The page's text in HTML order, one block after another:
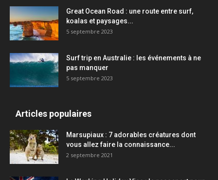
Great Ocean Road : une route entre surf,
koalas et paysages...
5 septembre 2023
Surf trip en Australie : les événements à ne
pas manquer
5 septembre 2023
Articles populaires
Marsupiaux : 7 adorables créatures dont
vous allez faire la connaissance...
2 septembre 2021